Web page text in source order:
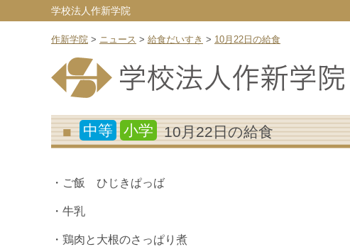
学校法人作新学院
作新学院 > ニュース > 給食だいすき > 10月22日の給食
中等 小学 10月22日の給食
・ご飯 ひじきぱっば
・牛乳
・鶏肉と大根のさっぱり煮